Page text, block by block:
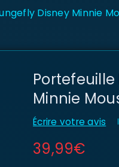
Disney Minnie
Minnie
Écrire votre avis
39,99€